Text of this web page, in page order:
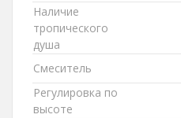
Наличие
тропического
душа
Смеситель
Регулировка по
высоте